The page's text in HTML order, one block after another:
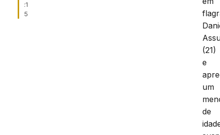
:1
5
(21)
e
um
de